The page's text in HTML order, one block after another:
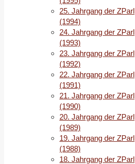
25. Jahrgang der ZParl
(1994)
24. Jahrgang der ZParl
(1993)
23. Jahrgang der ZParl
(1992)
22. Jahrgang der ZParl
(1991)
21. Jahrgang der ZParl
(1990)
20. Jahrgang der ZParl
(1989)
19. Jahrgang der ZParl
(1988)
18. Jahrgang der ZParl